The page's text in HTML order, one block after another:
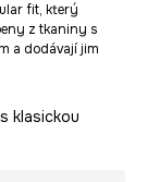
fit, který
z tkaniny s
a dodávají jim
klasickou